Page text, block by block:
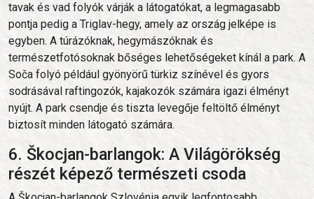
tavak és vad folyók várják a látogatókat, a legmagasabb
pontja pedig a Triglav-hegy, amely az ország jelképe is
egyben. A túrázóknak, hegymászóknak és
természetfotósoknak bőséges lehetőségeket kínál a park. A
Soča folyó például gyönyörű türkiz színével és gyors
sodrásával raftingozók, kajakozók számára igazi élményt
nyújt. A park csendje és tiszta levegője feltöltő élményt
biztosít minden látogató számára.
6. Škocjan-barlangok: A Világörökség
részét képező természeti csoda